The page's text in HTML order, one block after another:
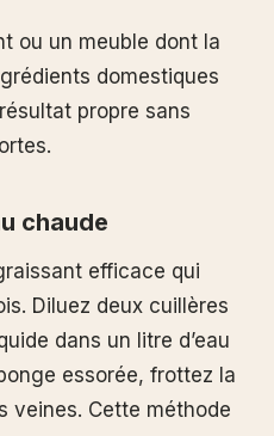
ou un meuble dont la
domestiques
propre sans
chaude
efficace qui
Diluez deux cuillères
dans un litre d’eau
essorée, frottez la
veines. Cette méthode